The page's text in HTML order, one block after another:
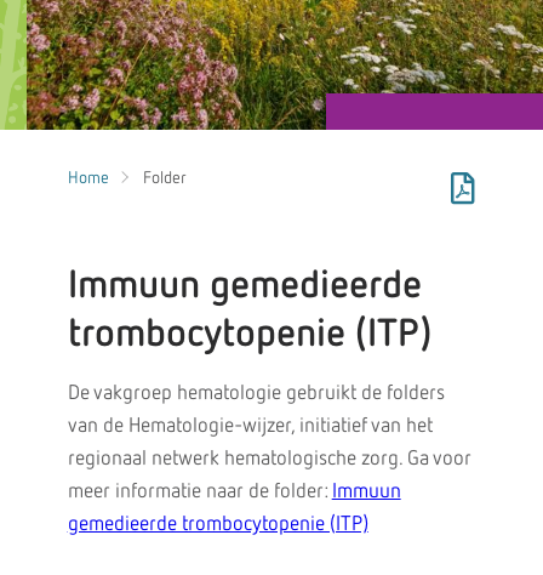
Home Folder
Immuun gemedieerde
trombocytopenie (ITP)
De vakgroep hematologie gebruikt de folders
van de Hematologie-wijzer, initiatief van het
regionaal netwerk hematologische zorg. Ga voor
meer informatie naar de folder: Immuun
gemedieerde trombocytopenie (ITP)